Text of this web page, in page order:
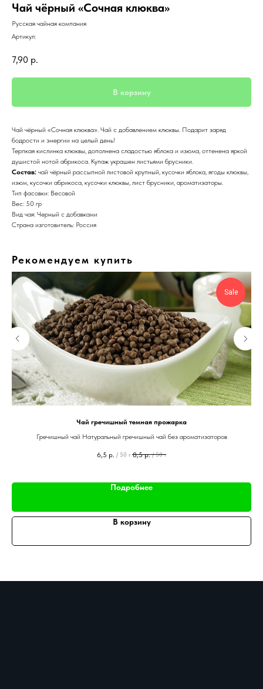
Чай чёрный «Сочная клюква»
Русская чайная компания
Артикул:
7,90 р.
В корзину
Чай чёрный «Сочная клюква». Чай с добавлением клюквы. Подарит заряд
бодрости и энергии на целый день!
Терпкая кислинка клюквы, дополнена сладостью яблока и изюма, оттенена яркой
душистой нотой абрикоса. Купаж украшен листьями брусники.
Состав: чай чёрный рассыпной листовой крупный, кусочки яблока, ягоды клюквы,
изюм, кусочки абрикоса, кусочки клюквы, лист брусники, ароматизаторы.
Тип фасовки: Весовой
Вес: 50 гр
Вид чая: Черный с добавками
Страна изготовитель: Россия
Рекомендуем купить
Sale
Чай гречишный темная прожарка
Гречишный чай Натуральный гречишный чай без ароматизаторов
6,5 р. / 50 г 8,5 р. / 50 г
Подробнее
В корзину